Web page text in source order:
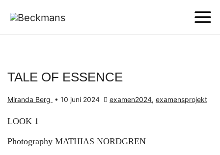
TALE OF ESSENCE
Miranda Berg • 10 juni 2024 examen2024, examensprojekt
LOOK 1
Photography MATHIAS NORDGREN